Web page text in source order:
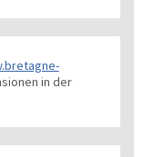
in der